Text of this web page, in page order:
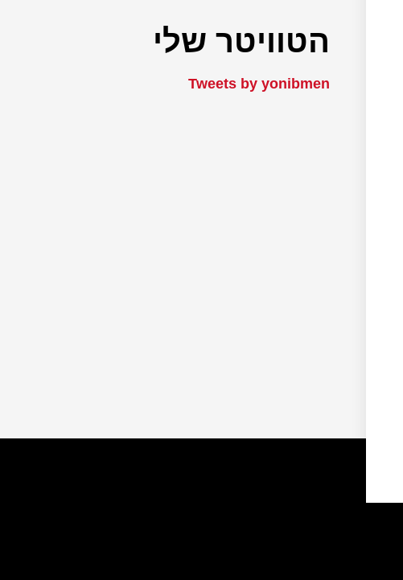
הטוויטר שלי
Tweets by yonibmen